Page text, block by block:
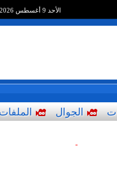
الأحد 9 أغسطس 2026
الجوال الملفات